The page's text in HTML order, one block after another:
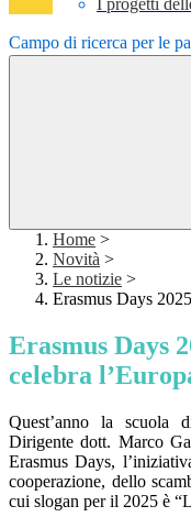
I progetti
Campo di ricerca per le
Home >
Novità >
Le notizie >
Erasmus Days
Erasmus Days
celebra
Quest’anno la scuola
Dirigente dott. Marco
Erasmus Days,
cooperazione, dello
cui slogan per il 2025 è